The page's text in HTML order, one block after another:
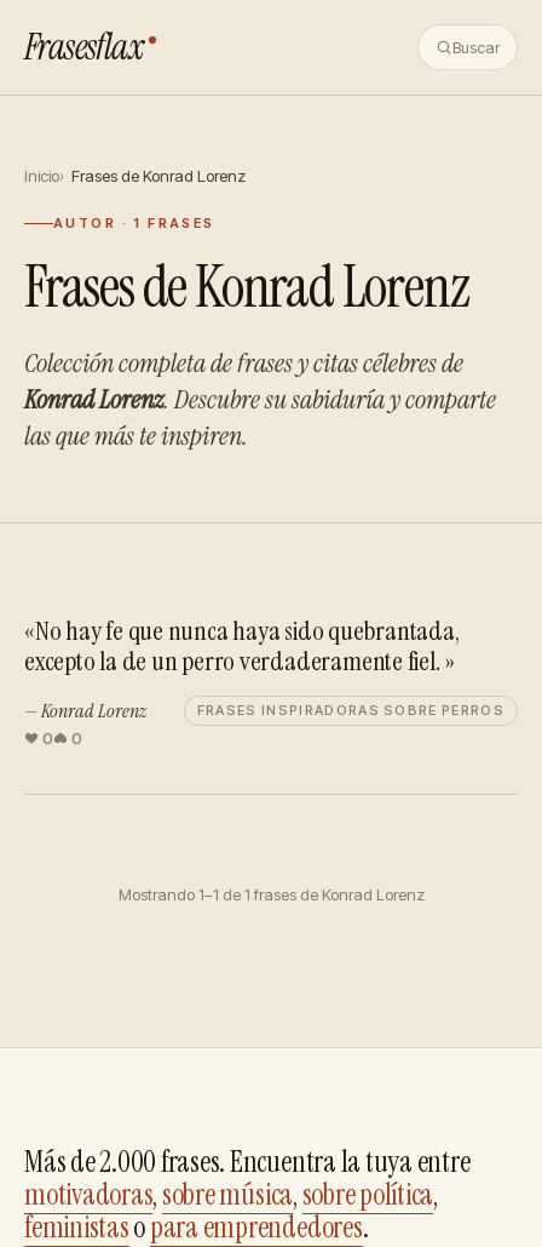
Frasesflax Buscar
Inicio Frases de Konrad Lorenz
AUTOR · 1 FRASES
Frases de Konrad Lorenz
Colección completa de frases y citas célebres de
Konrad Lorenz. Descubre su sabiduría y comparte
las que más te inspiren.
«No hay fe que nunca haya sido quebrantada,
excepto la de un perro verdaderamente fiel. »
— Konrad Lorenz FRASES INSPIRADORAS SOBRE PERROS
0 0
Mostrando 1–1 de 1 frases de Konrad Lorenz
Más de 2.000 frases. Encuentra la tuya entre
motivadoras,sobre música,sobre política,
feministasopara emprendedores.